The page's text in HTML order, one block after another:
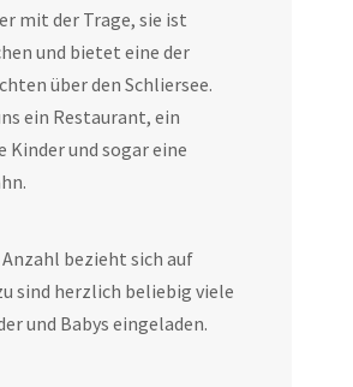
mit der Trage, sie ist
und bietet eine der
über den Schliersee.
ein Restaurant, ein
und sogar eine
bezieht sich auf
sind herzlich beliebig viele
und Babys eingeladen.